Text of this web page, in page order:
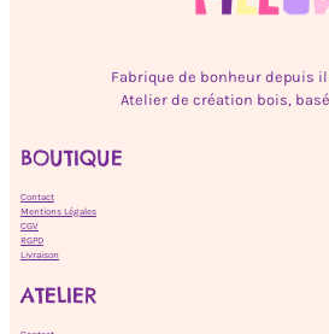
Fabrique de bonheur depuis
Atelier de création bois,
BOUTIQUE
Contact
Mentions Légales
CGV
RGPD
Livraison
ATELIER